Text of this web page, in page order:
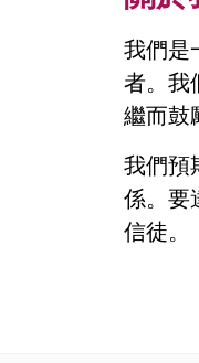
我們是
者。我
繼而鼓
我們預
係。要
信徒。